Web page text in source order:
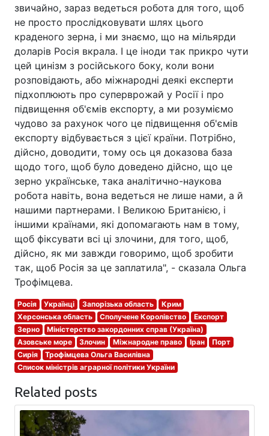
звичайно, зараз ведеться робота для того, щоб
не просто прослідковувати шлях цього
краденого зерна, і ми знаємо, що на мільярди
доларів Росія вкрала. І це іноди так прикро чути
цей цинізм з російського боку, коли вони
розповідають, або міжнародні деякі експерти
підхоплюють про суперврожай у Росії і про
підвищення об'ємів експорту, а ми розуміємо
чудово за рахунок чого це підвищення об'ємів
експорту відбувається з цієї країни. Потрібно,
дійсно, доводити, тому ось ця доказова база
щодо того, щоб було доведено дійсно, що це
зерно українське, така аналітично-наукова
робота навіть, вона ведеться не лише нами, а й
нашими партнерами. І Великою Британією, і
іншими країнами, які допомагають нам в тому,
щоб фіксувати всі ці злочини, для того, щоб,
дійсно, як ми завжди говоримо, щоб зробити
так, щоб Росія за це заплатила", - сказала Ольга
Трофімцева.
Росія Українці Запорізька область
Крим
Херсонська область
Сполучене Королівство
Експорт
Зерно
Міністерство закордонних справ (Україна)
Азовське море
Злочин Міжнародне право Іран
Порт
Сирія
Трофімцева Ольга Василівна
Список міністрів аграрної політики України
Related posts